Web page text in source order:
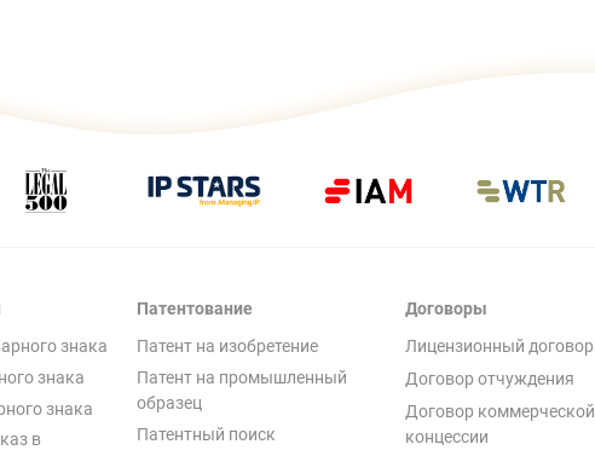
знака
знака
знака
в
Патентование
Патент на изобретение
Патент на промышленный
образец
Патентный поиск
Договоры
Лицензионный договор
Договор отчуждения
Договор коммерческой
концессии